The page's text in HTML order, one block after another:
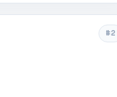
#2